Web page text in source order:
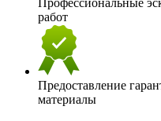
работ
Предоставление
материалы